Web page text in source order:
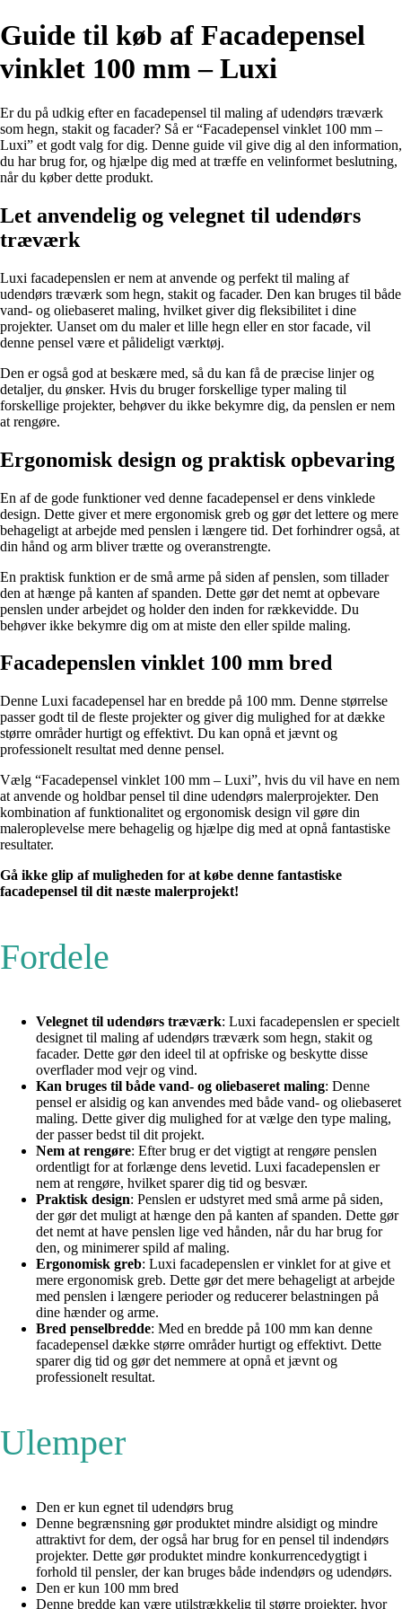
Guide til køb af Facadepensel
vinklet 100 mm – Luxi
Er du på udkig efter en facadepensel til maling af udendørs træværk
som hegn, stakit og facader? Så er “Facadepensel vinklet 100 mm –
Luxi” et godt valg for dig. Denne guide vil give dig al den information,
du har brug for, og hjælpe dig med at træffe en velinformet beslutning,
når du køber dette produkt.
Let anvendelig og velegnet til udendørs
træværk
Luxi facadepenslen er nem at anvende og perfekt til maling af
udendørs træværk som hegn, stakit og facader. Den kan bruges til både
vand- og oliebaseret maling, hvilket giver dig fleksibilitet i dine
projekter. Uanset om du maler et lille hegn eller en stor facade, vil
denne pensel være et pålideligt værktøj.
Den er også god at beskære med, så du kan få de præcise linjer og
detaljer, du ønsker. Hvis du bruger forskellige typer maling til
forskellige projekter, behøver du ikke bekymre dig, da penslen er nem
at rengøre.
Ergonomisk design og praktisk opbevaring
En af de gode funktioner ved denne facadepensel er dens vinklede
design. Dette giver et mere ergonomisk greb og gør det lettere og mere
behageligt at arbejde med penslen i længere tid. Det forhindrer også, at
din hånd og arm bliver trætte og overanstrengte.
En praktisk funktion er de små arme på siden af penslen, som tillader
den at hænge på kanten af spanden. Dette gør det nemt at opbevare
penslen under arbejdet og holder den inden for rækkevidde. Du
behøver ikke bekymre dig om at miste den eller spilde maling.
Facadepenslen vinklet 100 mm bred
Denne Luxi facadepensel har en bredde på 100 mm. Denne størrelse
passer godt til de fleste projekter og giver dig mulighed for at dække
større områder hurtigt og effektivt. Du kan opnå et jævnt og
professionelt resultat med denne pensel.
Vælg “Facadepensel vinklet 100 mm – Luxi”, hvis du vil have en nem
at anvende og holdbar pensel til dine udendørs malerprojekter. Den
kombination af funktionalitet og ergonomisk design vil gøre din
maleroplevelse mere behagelig og hjælpe dig med at opnå fantastiske
resultater.
Gå ikke glip af muligheden for at købe denne fantastiske
facadepensel til dit næste malerprojekt!
Fordele
Velegnet til udendørs træværk: Luxi facadepenslen er specielt
designet til maling af udendørs træværk som hegn, stakit og
facader. Dette gør den ideel til at opfriske og beskytte disse
overflader mod vejr og vind.
Kan bruges til både vand- og oliebaseret maling: Denne
pensel er alsidig og kan anvendes med både vand- og oliebaseret
maling. Dette giver dig mulighed for at vælge den type maling,
der passer bedst til dit projekt.
Nem at rengøre: Efter brug er det vigtigt at rengøre penslen
ordentligt for at forlænge dens levetid. Luxi facadepenslen er
nem at rengøre, hvilket sparer dig tid og besvær.
Praktisk design: Penslen er udstyret med små arme på siden,
der gør det muligt at hænge den på kanten af spanden. Dette gør
det nemt at have penslen lige ved hånden, når du har brug for
den, og minimerer spild af maling.
Ergonomisk greb: Luxi facadepenslen er vinklet for at give et
mere ergonomisk greb. Dette gør det mere behageligt at arbejde
med penslen i længere perioder og reducerer belastningen på
dine hænder og arme.
Bred penselbredde: Med en bredde på 100 mm kan denne
facadepensel dække større områder hurtigt og effektivt. Dette
sparer dig tid og gør det nemmere at opnå et jævnt og
professionelt resultat.
Ulemper
Den er kun egnet til udendørs brug
Denne begrænsning gør produktet mindre alsidigt og mindre
attraktivt for dem, der også har brug for en pensel til indendørs
projekter. Dette gør produktet mindre konkurrencedygtigt i
forhold til pensler, der kan bruges både indendørs og udendørs.
Den er kun 100 mm bred
Denne bredde kan være utilstrækkelig til større projekter, hvor